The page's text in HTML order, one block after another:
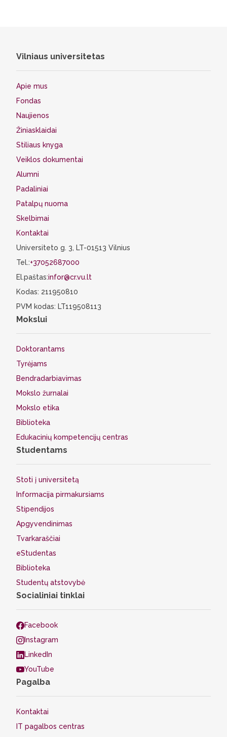
Vilniaus universitetas
Apie mus
Fondas
Naujienos
Žiniasklaidai
Stiliaus knyga
Veiklos dokumentai
Alumni
Padaliniai
Patalpų nuoma
Skelbimai
Kontaktai
Universiteto g. 3, LT-01513 Vilnius
Tel.:+37052687000
El.paštas:infor@cr.vu.lt
Kodas: 211950810
PVM kodas: LT119508113
Mokslui
Doktorantams
Tyrėjams
Bendradarbiavimas
Mokslo žurnalai
Mokslo etika
Biblioteka
Edukacinių kompetencijų centras
Studentams
Stoti į universitetą
Informacija pirmakursiams
Stipendijos
Apgyvendinimas
Tvarkaraščiai
eStudentas
Biblioteka
Studentų atstovybė
Socialiniai tinklai
Facebook
Instagram
LinkedIn
YouTube
Pagalba
Kontaktai
IT pagalbos centras